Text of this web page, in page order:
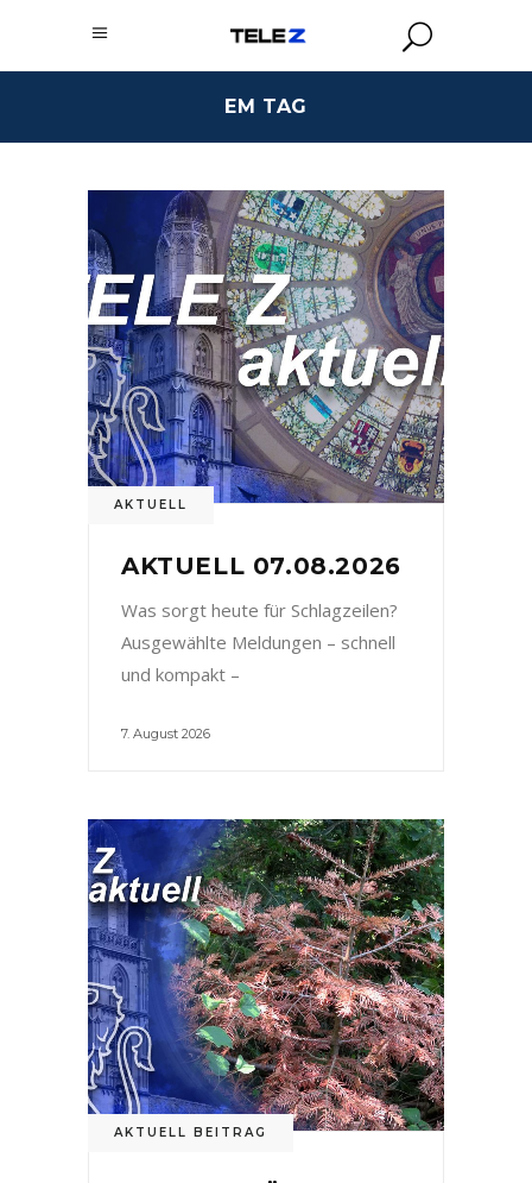
EM TAG
AKTUELL
AKTUELL 07.08.2026
Was sorgt heute für Schlagzeilen?
Ausgewählte Meldungen – schnell
und kompakt –
7. August 2026
AKTUELL BEITRAG